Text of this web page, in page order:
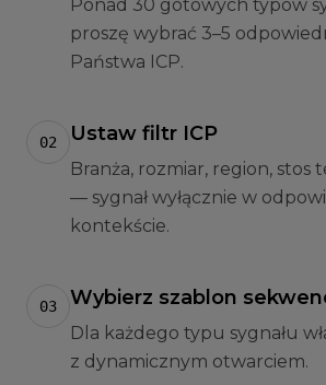
Ponad 30 gotowych typów
proszę wybrać 3–5
Państwa ICP.
02 Ustaw filtr ICP
Branża, rozmiar, region, stos
— sygnał wyłącznie w
kontekście.
03 Wybierz szablon
Dla każdego typu sygnału
z dynamicznym otwarciem.